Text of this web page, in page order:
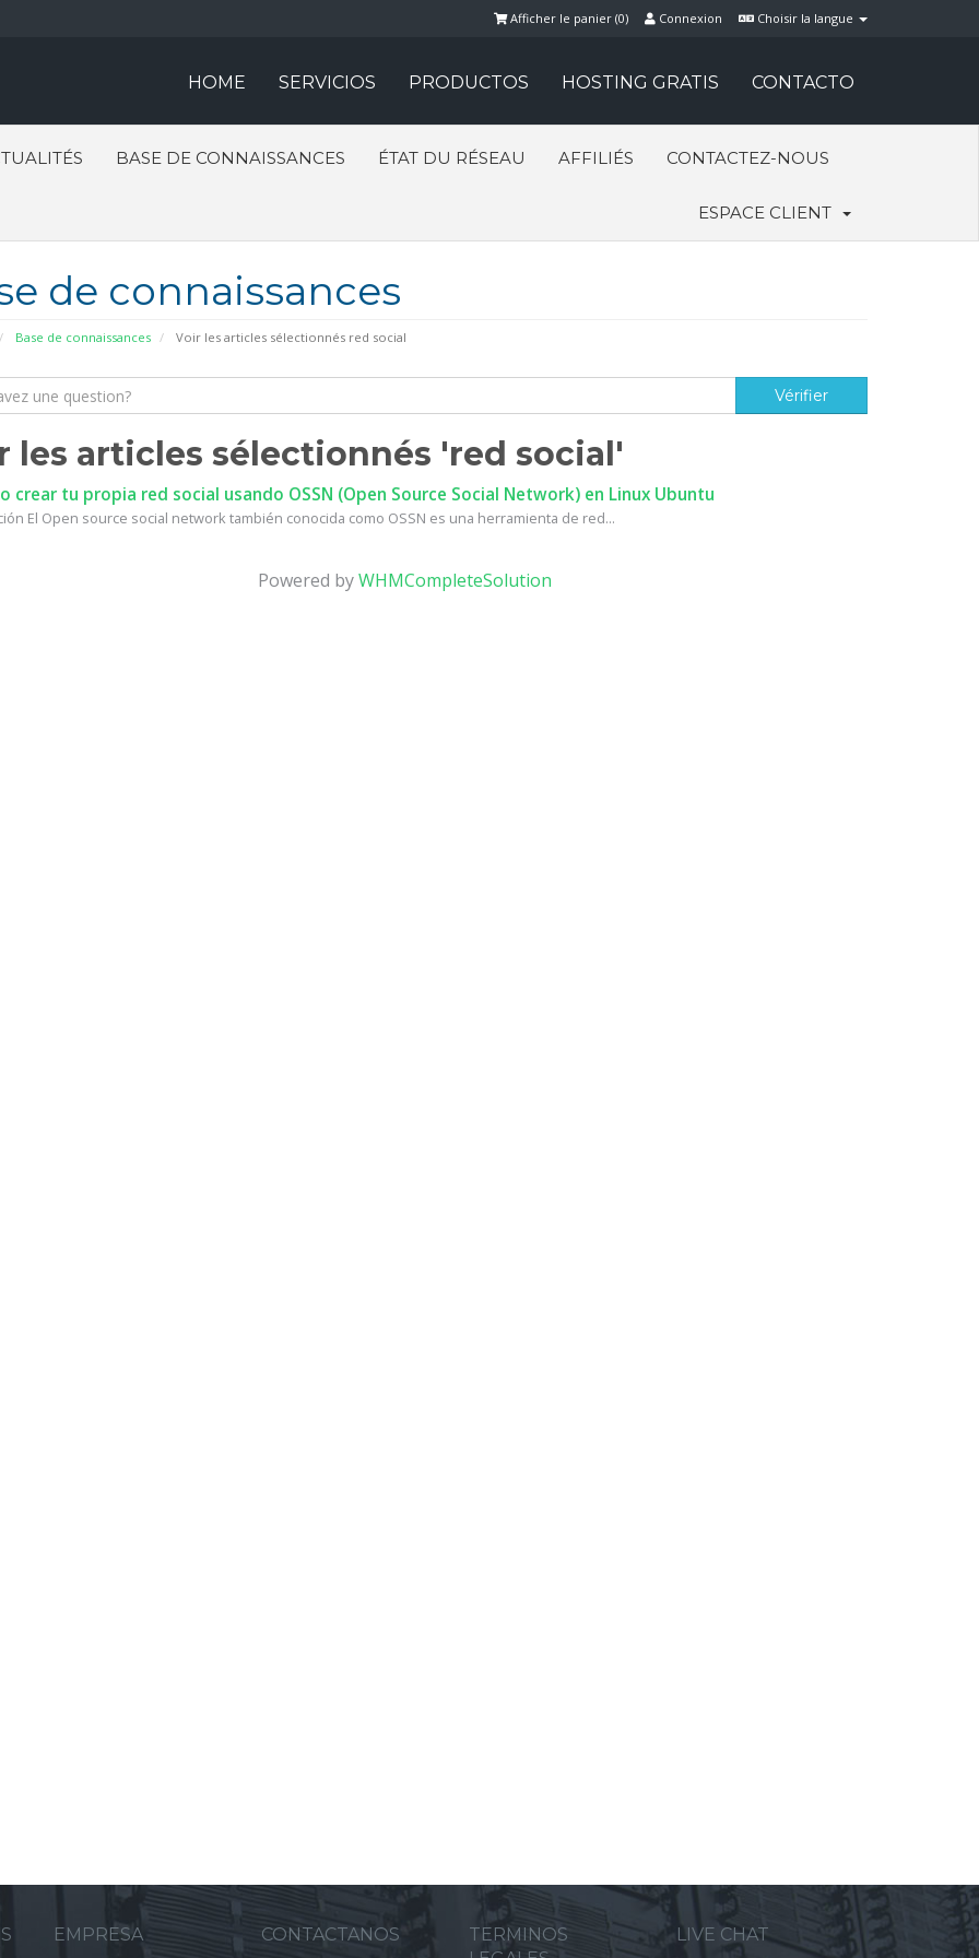
Choisir la langue
Connexion
Afficher le panier (0)
HOME SERVICIOS PRODUCTOS HOSTING GRATIS CONTACTO
BASE DE CONNAISSANCES ÉTAT DU RÉSEAU AFFILIÉS CONTACTEZ-NOUS
ESPACE CLIENT
de connaissances
Base de connaissances Voir les articles sélectionnés red social
les articles sélectionnés 'red social'
crear tu propia red social usando OSSN (Open Source Social Network) en Linux Ubuntu
El Open source social network también conocida como OSSN es una herramienta de red...
Powered byWHMCompleteSolution
EMPRESA CONTACTANOS
TERMINOS
LIVE CHAT